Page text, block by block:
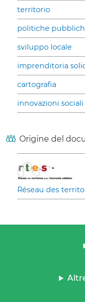
territorio
politiche
sviluppo locale
imprenditoria
cartografia
innovazioni
Origine del
Réseau des